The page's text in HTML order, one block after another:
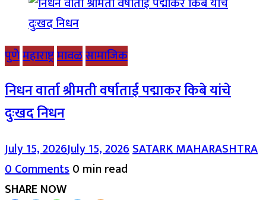
पुणेमहाराष्ट्रमावळसामाजिक
निधन वार्ता श्रीमती वर्षाताई पद्माकर किबे यांचे
दुःखद निधन
July 15, 2026July 15, 2026SATARK MAHARASHTRA
0 Comments0 min read
SHARE NOW